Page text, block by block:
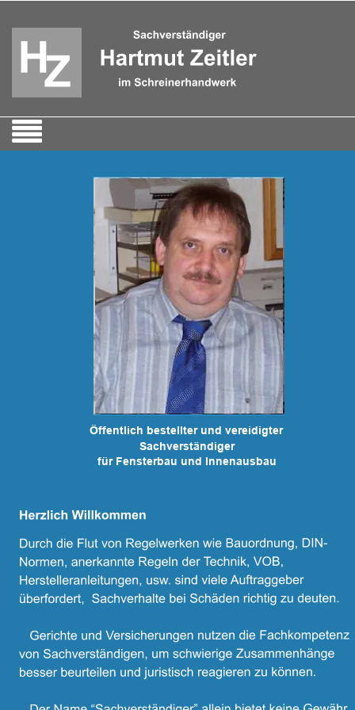
Öffentlich bestellter und vereidigter
Sachverständiger
für Fensterbau und Innenausbau